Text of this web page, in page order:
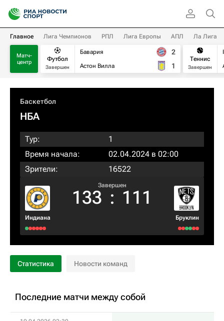
Главное Лига Чемпионов РПЛ Лига Европы АПЛ Ла Лига
Матч-
центр
Футбол
Завершен
Бавария
Астон Вилла
2
1
Теннис
Завершен
Баскетбол
НБА
Тур:
1
Время начала:
02.04.2024 в 02:00
Зрители:
16522
Индиана
Завершен
133 : 111
Бруклин
Статистика Новости команд
Последние матчи между собой